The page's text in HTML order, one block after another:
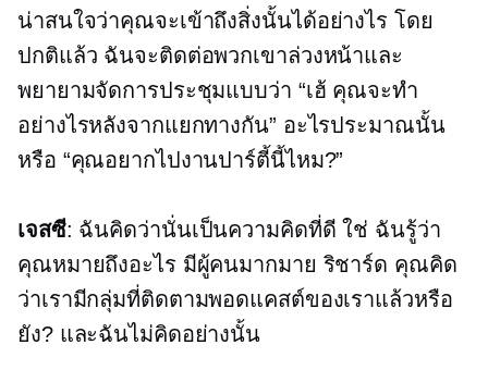
น่าสนใจว่าคุณจะเข้าถึงสิ่งนั้นได้อย่างไร โดย
ปกติแล้ว ฉันจะติดต่อพวกเขาล่วงหน้าและ
พยายามจัดการประชุมแบบว่า “เฮ้ คุณจะทำ
อย่างไรหลังจากแยกทางกัน” อะไรประมาณนั้น
หรือ “คุณอยากไปงานปาร์ตี้นี้ไหม?”
เจสซี: ฉันคิดว่านั่นเป็นความคิดที่ดี ใช่ ฉันรู้ว่า
คุณหมายถึงอะไร มีผู้คนมากมาย ริชาร์ด คุณคิด
ว่าเรามีกลุ่มที่ติดตามพอดแคสต์ของเราแล้วหรือ
ยัง? และฉันไม่คิดอย่างนั้น